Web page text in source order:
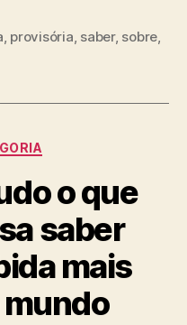
provisória saber, sobre
o que
saber
mais